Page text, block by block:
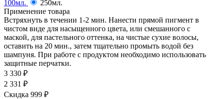
100мл.
250мл.
Применение товара
Встряхнуть в течении 1-2 мин. Нанести прямой пигмент в
чистом виде для насыщенного цвета, или смешанного с
маской, для пастельного оттенка, на чистые сухие волосы,
оставить на 20 мин., затем тщательно промыть водой без
шампуня. При работе с продуктом необходимо использовать
защитные перчатки.
3 330 ₽
2 331 ₽
Скидка 999 ₽